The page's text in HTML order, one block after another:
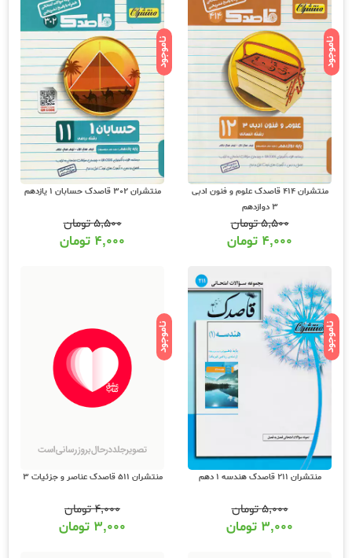
ناموجود
منتشران 414 قاصدک علوم و فنون ادبی
3 دوازدهم
۵,۵۰۰تومان
۴,۰۰۰ تومان
ناموجود
منتشران 302 قاصدک حسابان 1 یازدهم
۵,۵۰۰تومان
۴,۰۰۰ تومان
ناموجود
منتشران 211 قاصدک هندسه 1 دهم
۵,۰۰۰تومان
۳,۰۰۰ تومان
ناموجود
منتشران 511 قاصدک عناصر و جزئیات 3
۴,۰۰۰تومان
۳,۰۰۰ تومان